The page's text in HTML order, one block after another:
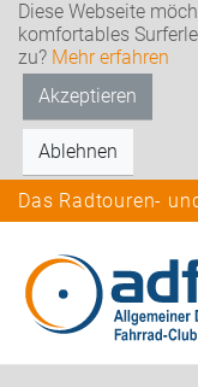
Diese Webseite
komfortables
zu? Mehr erfahren
Akzeptieren
Ablehnen
Das Radtouren-